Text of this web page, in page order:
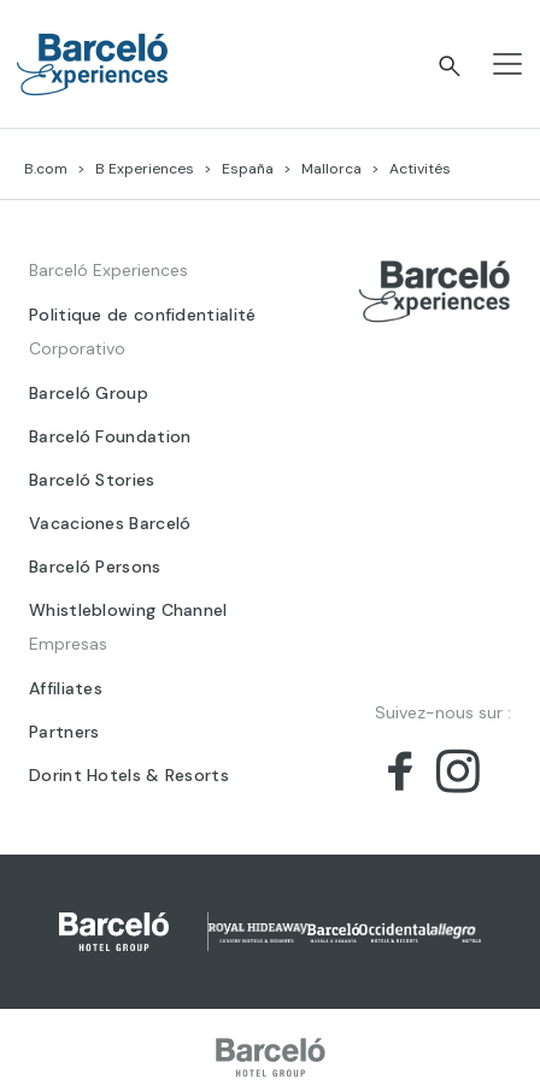
content
B.com B Experiences España Mallorca Activités
Barceló Experiences
Politique de confidentialité
Corporativo
Barceló Group
Barceló Foundation
Barceló Stories
Vacaciones Barceló
Barceló Persons
Whistleblowing Channel
Empresas
Affiliates
Partners
Dorint Hotels & Resorts
Suivez-nous sur :